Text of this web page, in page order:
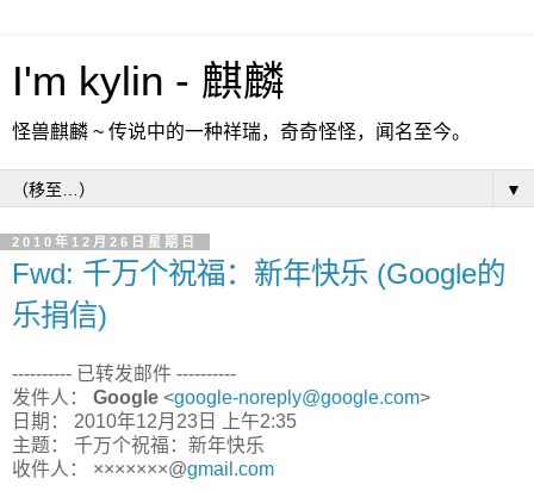
I'm kylin - 麒麟
怪兽麒麟 ~ 传说中的一种祥瑞，奇奇怪怪，闻名至今。
▼
2010年12月26日星期日
Fwd: 千万个祝福：新年快乐 (Google的
乐捐信)
---------- 已转发邮件 ----------
发件人： Google <google-noreply@google.com>
日期： 2010年12月23日 上午2:35
主题： 千万个祝福：新年快乐
收件人： ×××××××@gmail.com